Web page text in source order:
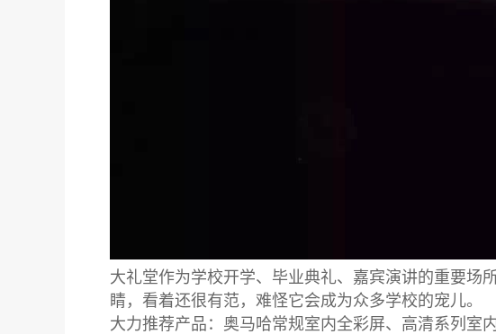
大礼堂作为学校开学、毕业典礼、嘉宾演讲的重要场
睛，看着还很有范，难怪它会成为众多学校的宠儿。
大力推荐产品：奥马哈常规室内全彩屏、高清系列室